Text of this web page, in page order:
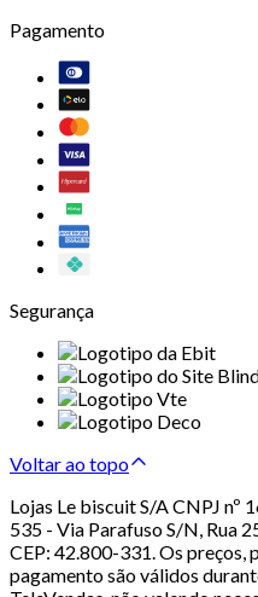
Pagamento
Segurança
Voltar ao topo
Lojas Le biscuit S/A CNPJ
535 - Via Parafuso S/N, Rua
CEP: 42.800-331. Os preços,
pagamento são válidos